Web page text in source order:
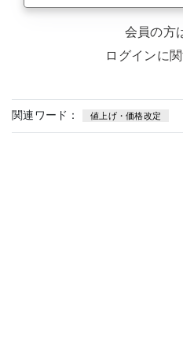
会員の方
ログインに
関連ワード： 値上げ・価格改定